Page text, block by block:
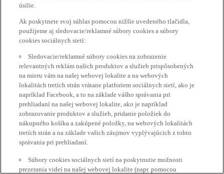
úsilie.
Ak poskytnete svoj súhlas pomocou nižšie uvedeného tlačidla,
použijeme aj sledovacie/reklamné súbory cookies a súbory
cookies sociálnych sietí:
Sledovacie/reklamné súbory cookies na zobrazenie
relevantných reklám našich produktov a služieb prispôsobených
na mieru vám na našej webovej lokalite a na webových
lokalitách tretích strán vrátane platforiem sociálnych sietí, ako je
napríklad Facebook, a to na základe vášho správania pri
prehliadaní na našej webovej lokalite, ako je napríklad
zobrazovanie produktov a služieb, pridanie položiek do
nákupného košíka a zakúpené položky, na webových lokalitách
tretích strán a na základe vašich záujmov vyplývajúcich z tohto
správania pri prehliadaní.
Súbory cookies sociálnych sietí na poskytnutie možnosti
prezerania videí na našej webovej lokalite (napr. pomocou